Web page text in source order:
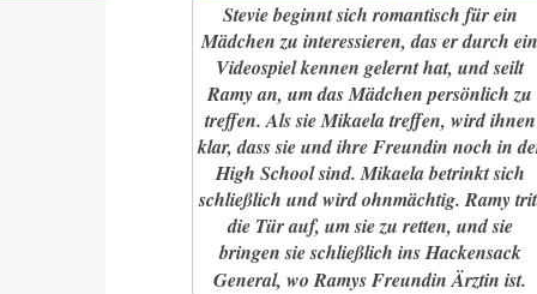
Stevie beginnt sich romantisch für ein
Mädchen zu interessieren, das er durch ein
Videospiel kennen gelernt hat, und seilt
Ramy an, um das Mädchen persönlich zu
treffen. Als sie Mikaela treffen, wird ihnen
klar, dass sie und ihre Freundin noch in
High School sind. Mikaela betrinkt sich
schließlich und wird ohnmächtig. Ramy
die Tür auf, um sie zu retten, und sie
bringen sie schließlich ins Hackensack
General, wo Ramys Freundin Ärztin ist.